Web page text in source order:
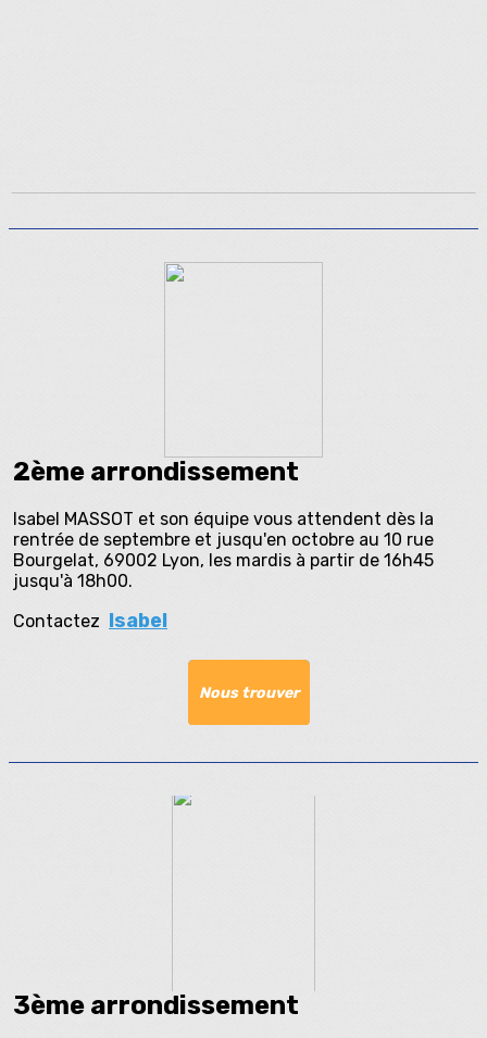
2ème arrondissement
Isabel MASSOT et son équipe vous attendent dès la
rentrée de septembre et jusqu'en octobre au 10 rue
Bourgelat, 69002 Lyon, les mardis à partir de 16h45
jusqu'à 18h00.
Contactez Isabel
Nous trouver
3ème arrondissement